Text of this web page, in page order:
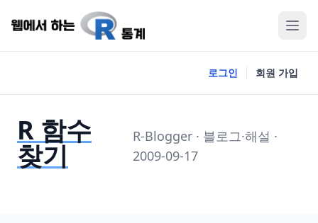
로그인 회원 가입
R 함수
찾기
R-Blogger · 블로그·해설 ·
2009-09-17